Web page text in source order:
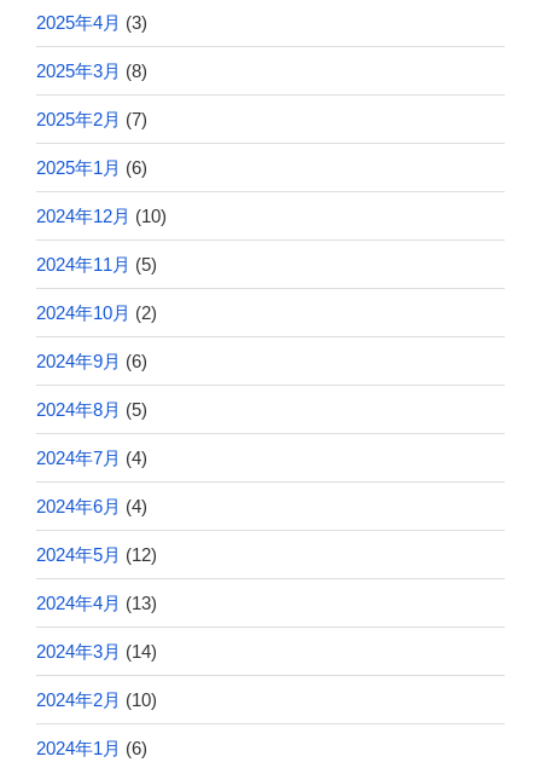
2025年4月 (3)
2025年3月 (8)
2025年2月 (7)
2025年1月 (6)
2024年12月 (10)
2024年11月 (5)
2024年10月 (2)
2024年9月 (6)
2024年8月 (5)
2024年7月 (4)
2024年6月 (4)
2024年5月 (12)
2024年4月 (13)
2024年3月 (14)
2024年2月 (10)
2024年1月 (6)